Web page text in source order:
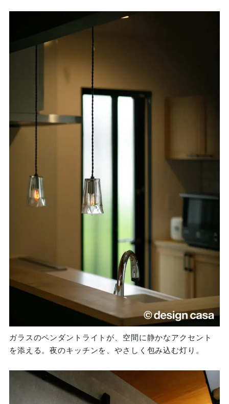
ガラスのペンダントライトが、空間に静かなアクセント
を添える。夜のキッチンを、やさしく包み込む灯り。